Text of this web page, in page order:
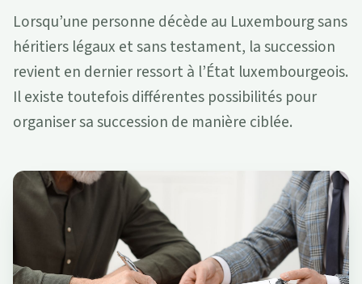
Lorsqu’une personne décède au Luxembourg sans
héritiers légaux et sans testament, la succession
revient en dernier ressort à l’État luxembourgeois.
Il existe toutefois différentes possibilités pour
organiser sa succession de manière ciblée.